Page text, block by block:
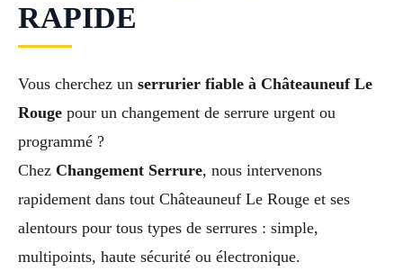
RAPIDE
Vous cherchez un serrurier fiable à Châteauneuf Le
Rouge pour un changement de serrure urgent ou
programmé ?
Chez Changement Serrure, nous intervenons
rapidement dans tout Châteauneuf Le Rouge et ses
alentours pour tous types de serrures : simple,
multipoints, haute sécurité ou électronique.